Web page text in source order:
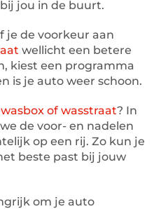
bij jou in de buurt.
je de voorkeur aan
wellicht een betere
kiest een programma
is je auto weer schoon.
wasbox of wasstraat? In
de voor- en nadelen
op een rij. Zo kun je
beste past bij jouw
om je auto